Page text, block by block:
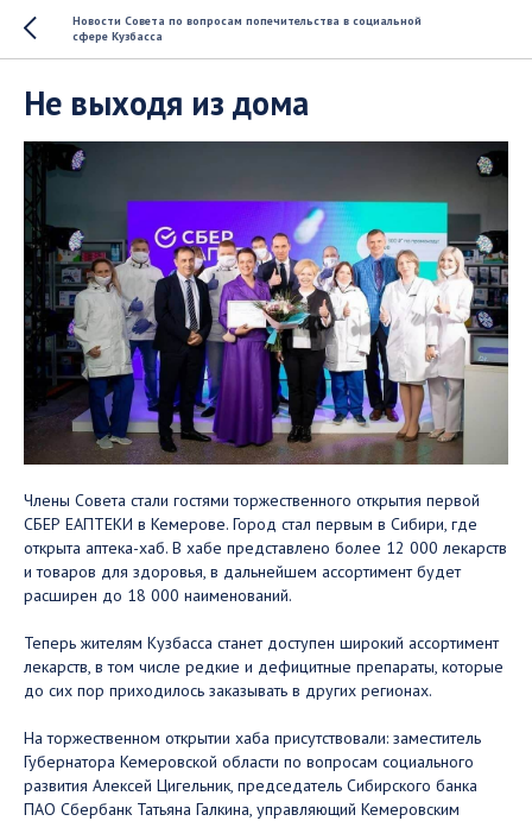
Новости Совета по вопросам попечительства в социальной
сфере Кузбасса
Не выходя из дома
Члены Совета стали гостями торжественного открытия первой
СБЕР ЕАПТЕКИ в Кемерове. Город стал первым в Сибири, где
открыта аптека-хаб. В хабе представлено более 12 000 лекарств
и товаров для здоровья, в дальнейшем ассортимент будет
расширен до 18 000 наименований.
Теперь жителям Кузбасса станет доступен широкий ассортимент
лекарств, в том числе редкие и дефицитные препараты, которые
до сих пор приходилось заказывать в других регионах.
На торжественном открытии хаба присутствовали: заместитель
Губернатора Кемеровской области по вопросам социального
развития Алексей Цигельник, председатель Сибирского банка
ПАО Сбербанк Татьяна Галкина, управляющий Кемеровским